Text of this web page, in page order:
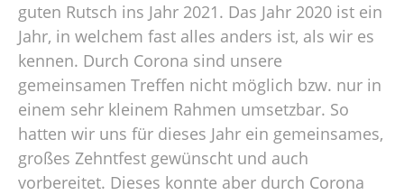
guten Rutsch ins Jahr 2021. Das Jahr 2020 ist ein
Jahr, in welchem fast alles anders ist, als wir es
kennen. Durch Corona sind unsere
gemeinsamen Treffen nicht möglich bzw. nur in
einem sehr kleinem Rahmen umsetzbar. So
hatten wir uns für dieses Jahr ein gemeinsames,
großes Zehntfest gewünscht und auch
vorbereitet. Dieses konnte aber durch Corona